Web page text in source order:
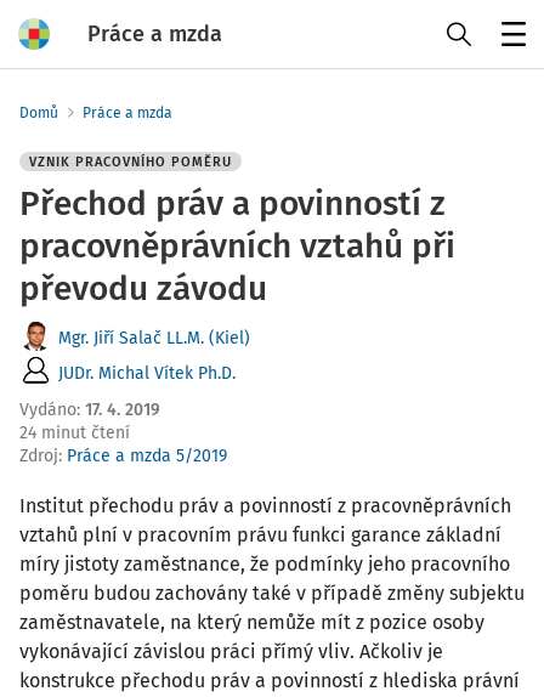
Práce a mzda
Domů Práce a mzda
VZNIK PRACOVNÍHO POMĚRU
Přechod práv a povinností z
pracovněprávních vztahů při
převodu závodu
Mgr. Jiří Salač LL.M. (Kiel)
JUDr. Michal Vítek Ph.D.
Vydáno: 17. 4. 2019
24 minut čtení
Zdroj: Práce a mzda 5/2019
Institut přechodu práv a povinností z pracovněprávních
vztahů plní v pracovním právu funkci garance základní
míry jistoty zaměstnance, že podmínky jeho pracovního
poměru budou zachovány také v případě změny subjektu
zaměstnavatele, na který nemůže mít z pozice osoby
vykonávající závislou práci přímý vliv. Ačkoliv je
konstrukce přechodu práv a povinností z hlediska právní